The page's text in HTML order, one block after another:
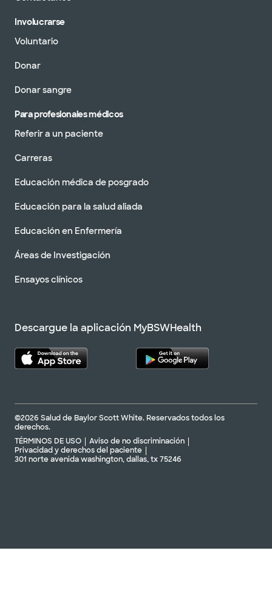
Involucrarse
Voluntario
Donar
Donar sangre
Para profesionales médicos
Referir a un paciente
Carreras
Educación médica de posgrado
Educación para la salud aliada
Educación en Enfermería
Áreas de Investigación
Ensayos clínicos
Descargue la aplicación MyBSWHealth
©2026 Salud de Baylor Scott White. Reservados todos los
derechos.
TÉRMINOS DE USO
Aviso de no discriminación
Privacidad y derechos del paciente
301 norte avenida washington, dallas, tx 75246